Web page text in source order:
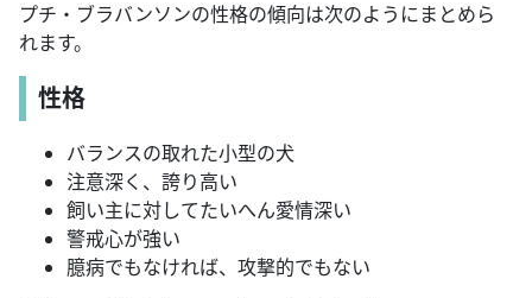
プチ・ブラバンソンの性格の傾向は次のようにまとめら
れます。
性格
バランスの取れた小型の犬
注意深く、誇り高い
飼い主に対してたいへん愛情深い
警戒心が強い
臆病でもなければ、攻撃的でもない